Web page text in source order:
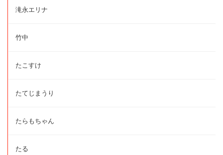
滝永エリナ
竹中
たこすけ
たてじまうり
たらもちゃん
たる